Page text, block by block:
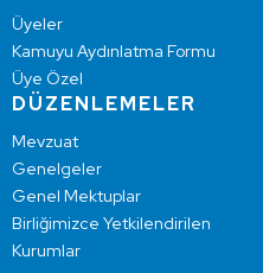
Üyeler
Kamuyu Aydınlatma Formu
Üye Özel
DÜZENLEMELER
Mevzuat
Genelgeler
Genel Mektuplar
Birliğimizce Yetkilendirilen
Kurumlar